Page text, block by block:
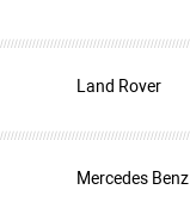
Land Rover
Mercedes Benz